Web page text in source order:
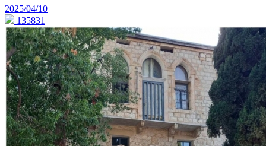
2025/04/10
135831